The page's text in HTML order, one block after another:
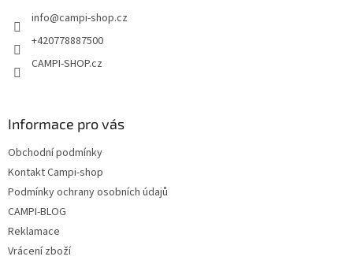
info@campi-shop.cz
+420778887500
CAMPI-SHOP.cz
Informace pro vás
Obchodní podmínky
Kontakt Campi-shop
Podmínky ochrany osobních údajů
CAMPI-BLOG
Reklamace
Vrácení zboží